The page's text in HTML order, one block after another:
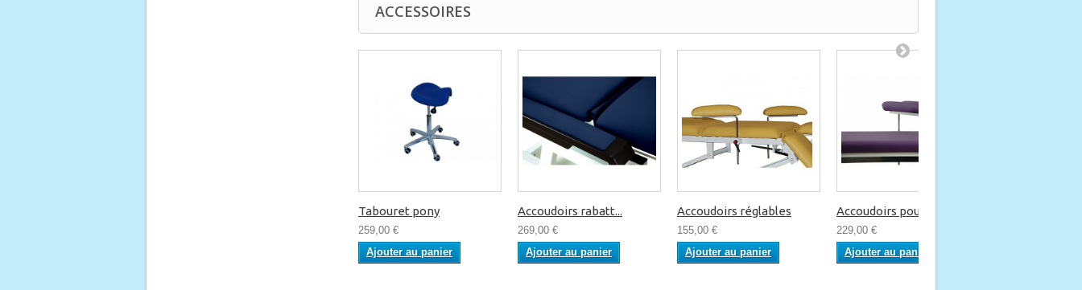
ACCESSOIRES
Tabouret pony
259,00 €
Ajouter au panier
Accoudoirs rabatt...
269,00 €
Ajouter au panier
Accoudoirs réglables
155,00 €
Ajouter au panier
Accoudoirs pour e...
229,00 €
Ajouter au panier